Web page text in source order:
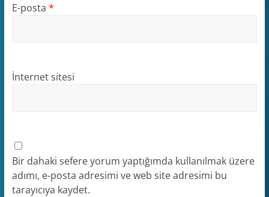
E-posta *
İnternet sitesi
Bir dahaki sefere yorum yaptığımda kullanılmak üzere
adımı, e-posta adresimi ve web site adresimi bu
tarayıcıya kaydet.